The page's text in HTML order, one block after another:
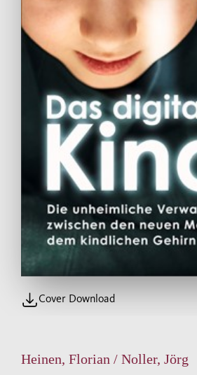
Cover Download
Heinen, Florian / Noller, Jörg